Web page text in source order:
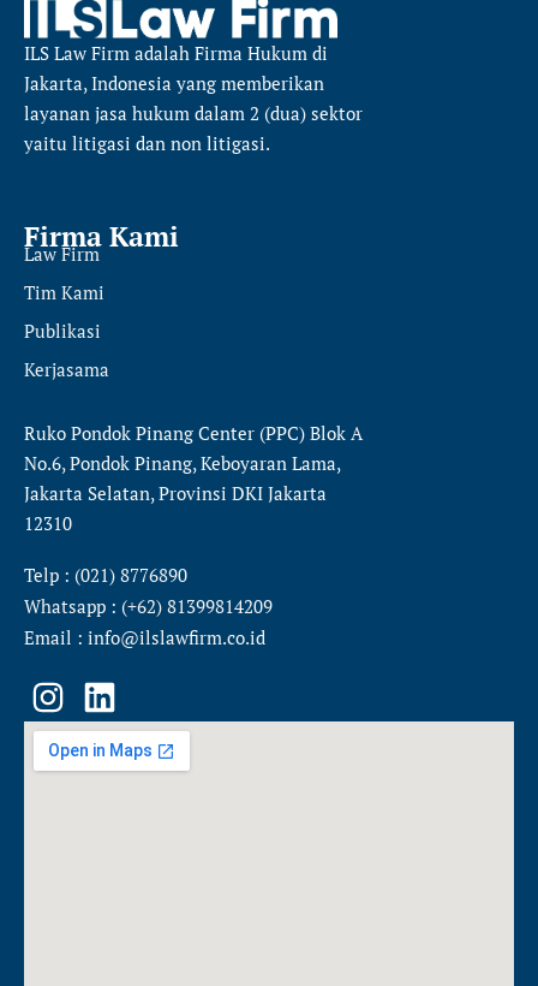
ILS Law Firm adalah Firma Hukum di
Jakarta, Indonesia yang memberikan
layanan jasa hukum dalam 2 (dua) sektor
yaitu litigasi dan non litigasi.
Firma Kami
Law Firm
Tim Kami
Publikasi
Kerjasama
Ruko Pondok Pinang Center (PPC) Blok A
No.6, Pondok Pinang, Keboyaran Lama,
Jakarta Selatan, Provinsi DKI Jakarta
12310
Telp : (021) 8776890
Whatsapp : (+62) 81399814209
Email : info@ilslawfirm.co.id
I
n
s
L
i
n